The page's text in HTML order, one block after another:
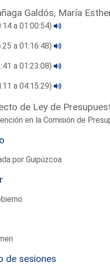
Galdós, María
a 01:00:54)
a 01:16:48)
a 01:23:08)
a 04:15:29)
de Ley de
en la Comisión de
por Guipúzcoa
de sesiones